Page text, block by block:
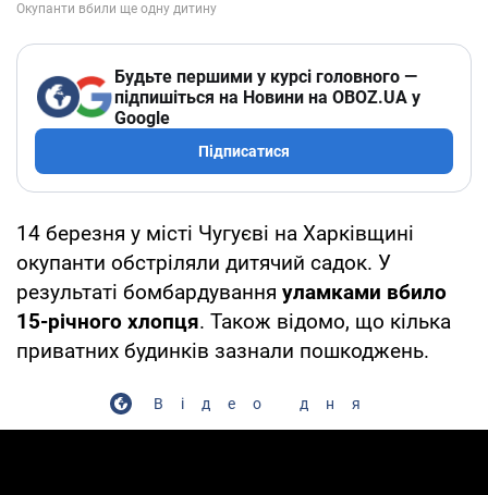
Будьте першими у курсі головного —
підпишіться на Новини на OBOZ.UA у
Google
Підписатися
14 березня у місті Чугуєві на Харківщині
окупанти обстріляли дитячий садок. У
результаті бомбардування уламками вбило
15-річного хлопця. Також відомо, що кілька
приватних будинків зазнали пошкоджень.
Відео дня